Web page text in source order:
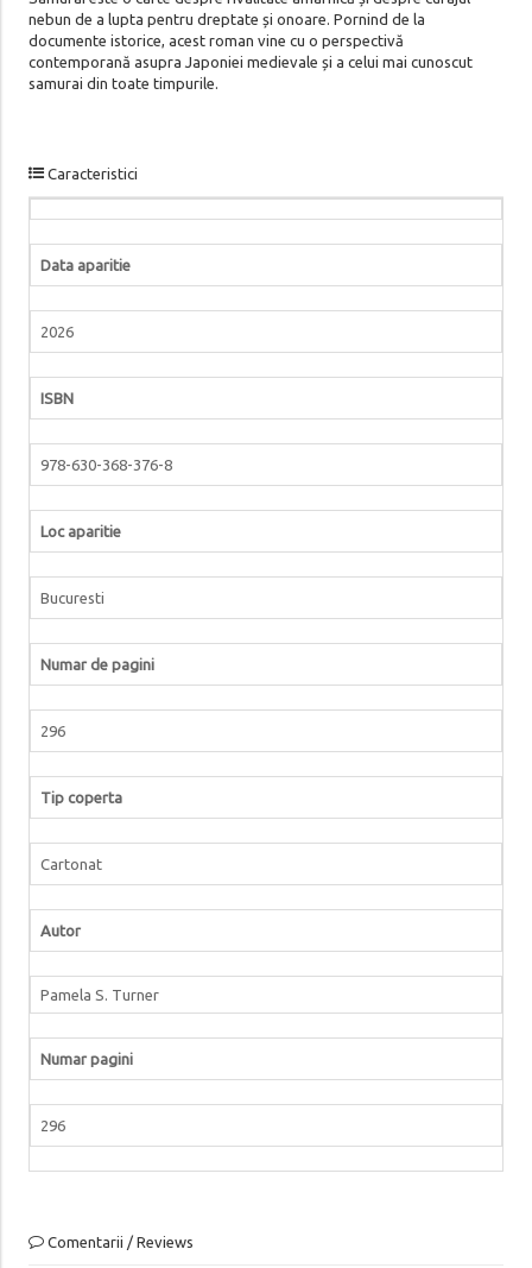
nebun de a lupta pentru dreptate și onoare. Pornind de la
documente istorice, acest roman vine cu o perspectivă
contemporană asupra Japoniei medievale și a celui mai cunoscut
samurai din toate timpurile.
Caracteristici
Data aparitie
2026
ISBN
978-630-368-376-8
Loc aparitie
Bucuresti
Numar de pagini
296
Tip coperta
Cartonat
Autor
Pamela S. Turner
Numar pagini
296
Comentarii / Reviews